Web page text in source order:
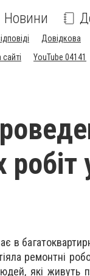
Новини
Довідкова
YouTube 04141
в
ремонтні
які живуть